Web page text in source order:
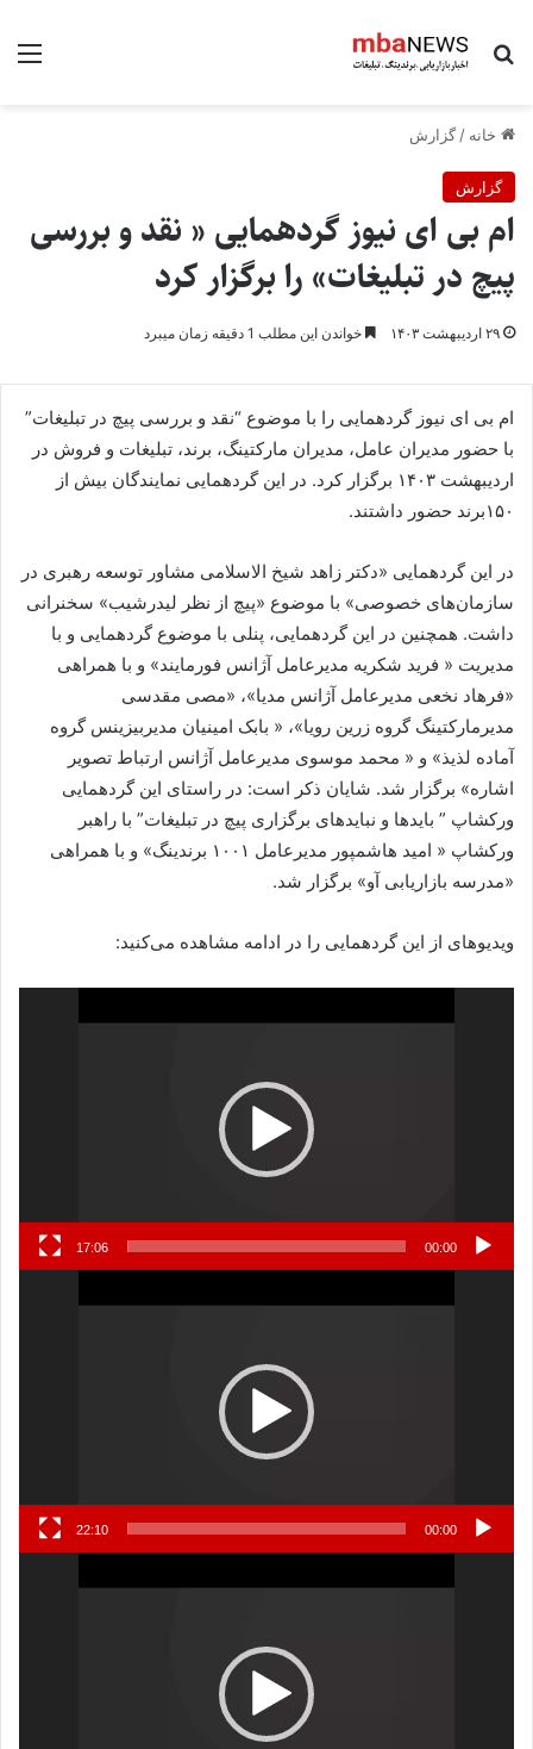
جستجو برای
خانه / گزارش
گزارش
ام بی ای نیوز گردهمایی « نقد و بررسی
پیچ در تبلیغات» را برگزار کرد
۲۹ اردیبهشت ۱۴۰۳ خواندن این مطلب 1 دقیقه زمان میبرد
ام بی ای نیوز گردهمایی را با موضوع “نقد و بررسی پیچ در تبلیغات”
با حضور مدیران عامل، مدیران مارکتینگ، برند، تبلیغات و فروش در
اردیبهشت ۱۴۰۳ برگزار کرد. در این گردهمایی نمایندگان بیش از
۱۵۰برند حضور داشتند.
در این گردهمایی «دکتر زاهد شیخ الاسلامی مشاور توسعه رهبری در
سازمان‌های خصوصی» با موضوع «پیچ از نظر لیدرشیب» سخنرانی
داشت. همچنین در این گردهمایی، پنلی با موضوع گردهمایی و با
مدیریت « فرید شکریه مدیرعامل آژانس فورمایند» و با همراهی
«فرهاد نخعی مدیرعامل آژانس مدیا»، «مصی مقدسی
مدیرمارکتینگ گروه زرین رویا»، « بابک امینیان مدیربیزینس گروه
آماده لذیذ» و « محمد موسوی مدیرعامل آژانس ارتباط تصویر
اشاره» برگزار شد. شایان ذکر است: در راستای این گردهمایی
ورکشاپ ” بایدها و نبایدهای برگزاری پیچ در تبلیغات” با راهبر
ورکشاپ « امید هاشمپور مدیرعامل ۱۰۰۱ برندینگ» و با همراهی
«مدرسه بازاریابی آو» برگزار شد.
ویدیوهای از این گردهمایی را در ادامه مشاهده می‌کنید:
00:00
17:06
00:00
22:10